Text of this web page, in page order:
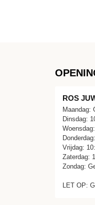
ROS
Maandag:
Dinsdag:
Vrijdag:
Zaterdag:
Zondag:
LET OP: